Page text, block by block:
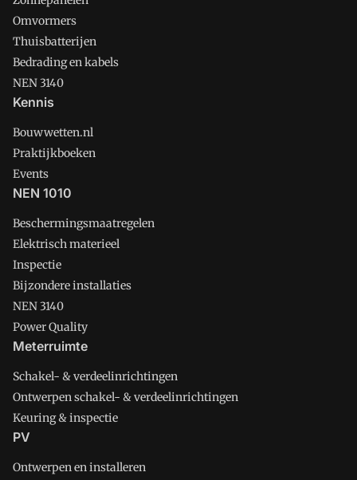
Omvormers
Thuisbatterijen
Bedrading en kabels
NEN 3140
Kennis
Bouwwetten.nl
Praktijkboeken
Events
NEN 1010
Beschermingsmaatregelen
Elektrisch materieel
Inspectie
Bijzondere installaties
NEN 3140
Power Quality
Meterruimte
Schakel- & verdeelinrichtingen
Ontwerpen schakel- & verdeelinrichtingen
Keuring & inspectie
PV
Ontwerpen en installeren